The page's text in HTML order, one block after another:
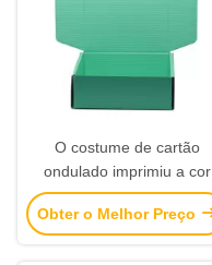
O costume de cartão
ondulado imprimiu a cor
personalizada materiais
reciclada caixas
Obter o Melhor Preço